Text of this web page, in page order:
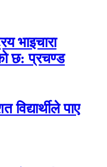
भाइचारा
छ: प्रचण्ड
पाए